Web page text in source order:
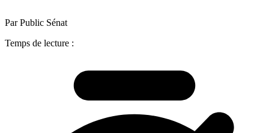
Par Public Sénat
Temps de lecture :